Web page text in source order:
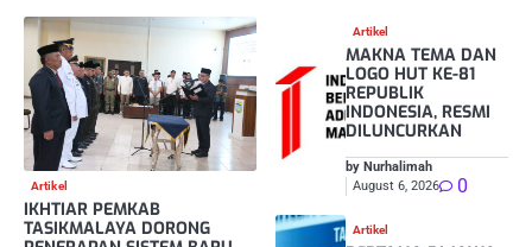
Artikel
IKHTIAR PEMKAB
TASIKMALAYA DORONG
Artikel
MAKNA TEMA DAN
LOGO HUT KE-81
REPUBLIK
INDONESIA, RESMI
DILUNCURKAN
by Nurhalimah
August 6, 2026
0
Artikel